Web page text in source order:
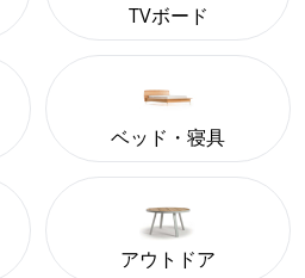
TVボード
ベッド・寝具
アウトドア